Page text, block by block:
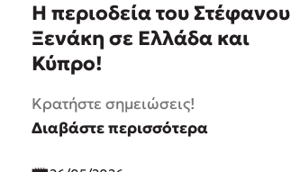
Η περιοδεία του Στέφανου
Ξενάκη σε Ελλάδα και
Κύπρο!
Κρατήστε σημειώσεις!
Διαβάστε περισσότερα